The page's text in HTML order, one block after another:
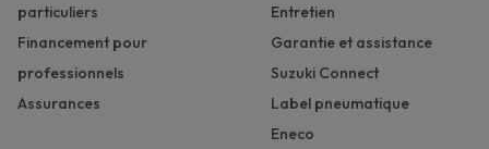
particuliers
Financement pour
professionnels
Assurances
Entretien
Garantie et assistance
Suzuki Connect
Label pneumatique
Eneco